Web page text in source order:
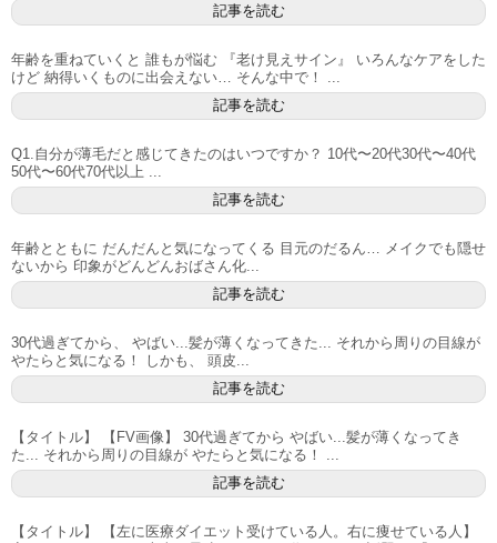
記事を読む
年齢を重ねていくと 誰もが悩む 『老け見えサイン』 いろんなケアをした
けど 納得いくものに出会えない… そんな中で！ ...
記事を読む
Q1.自分が薄毛だと感じてきたのはいつですか？ 10代〜20代30代〜40代
50代〜60代70代以上 ...
記事を読む
年齢とともに だんだんと気になってくる 目元のだるん… メイクでも隠せ
ないから 印象がどんどんおばさん化...
記事を読む
30代過ぎてから、 やばい...髪が薄くなってきた... それから周りの目線が
やたらと気になる！ しかも、 頭皮...
記事を読む
【タイトル】 【FV画像】 30代過ぎてから やばい...髪が薄くなってき
た... それから周りの目線が やたらと気になる！ ...
記事を読む
【タイトル】 【左に医療ダイエット受けている人。右に痩せている人】